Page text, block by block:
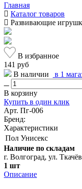
Главная
Каталог товаров
Развивающие
В избранное
141 руб
В наличии
в 1
В корзину
Купить в один клик
Арт. Пг-006
Бренд:
Характеристики
Пол Унисекс
Наличие по складам
г. Волгоград, ул.
1 шт
Описание